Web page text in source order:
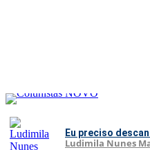
Eu preciso
Ludimila Nunes